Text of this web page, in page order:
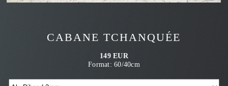
CABANE TCHANQUÉE
149 EUR
Format: 60/40cm